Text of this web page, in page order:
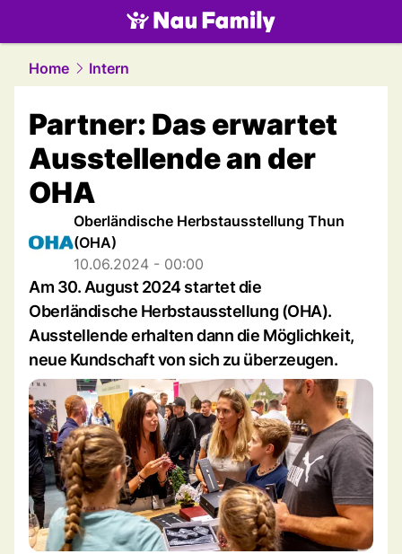
family.NAU.ch
Home Intern
Partner: Das erwartet
Ausstellende an der
OHA
Oberländische Herbstausstellung Thun
(OHA)
10.06.2024 - 00:00
Am 30. August 2024 startet die
Oberländische Herbstausstellung (OHA).
Ausstellende erhalten dann die Möglichkeit,
neue Kundschaft von sich zu überzeugen.